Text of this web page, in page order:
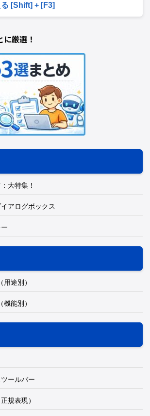
[Shift] + [F3]
厳選！
大特集！
イアログボックス
途別）
能別）
ールバー
規表現）